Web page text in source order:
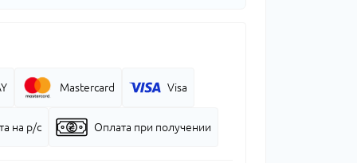
Mastercard Visa
на р/с Оплата при получении